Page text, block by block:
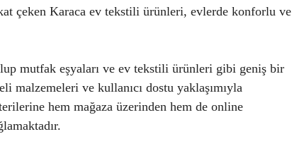
çeken Karaca ev tekstili ürünleri, evlerde konforlu ve
mutfak eşyaları ve ev tekstili ürünleri gibi geniş bir
malzemeleri ve kullanıcı dostu yaklaşımıyla
hem mağaza üzerinden hem de online